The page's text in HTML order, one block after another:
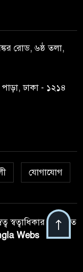
দ্রুত চার্জশিট
১০ অঞ্চলে
দেখা করে স্বপ্নপূরণ
নির্বাচন,
রোড, ৬ষ্ঠ তলা,
ঢাকা - ১২১৪
যোগাযোগ
স্বত্বাধিকার সংরক্ষিত
Webs